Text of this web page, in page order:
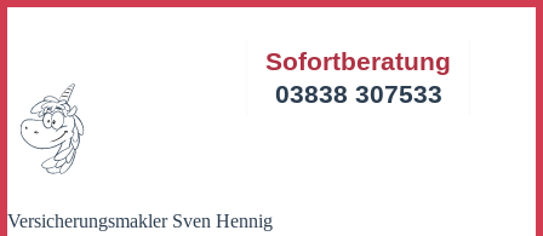
Versicherungsmakler Sven Hennig
Sofortberatung
03838 307533